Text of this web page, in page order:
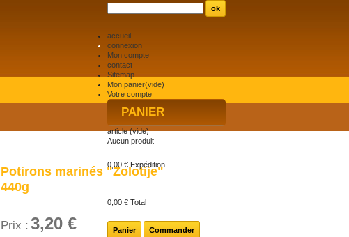
accueil
connexion
Mon compte
contact
Sitemap
Mon panier(vide)
Votre compte
PANIER
article (vide)
Aucun produit
0,00 € Expédition
0,00 € Total
Panier Commander
Potirons marinés "Zolotije"
440g
Prix : 3,20 €